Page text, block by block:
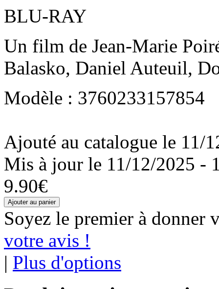
BLU-RAY
Un film de Jean-Marie
Balasko, Daniel Auteuil,
Modèle : 3760233157854
Ajouté au catalogue le 11/
Mis à jour le 11/12/2025 -
9.90€
Soyez le premier à donner
votre avis !
| Plus d'options